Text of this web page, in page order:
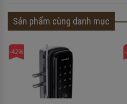
Sản phẩm cùng danh mục
-42%